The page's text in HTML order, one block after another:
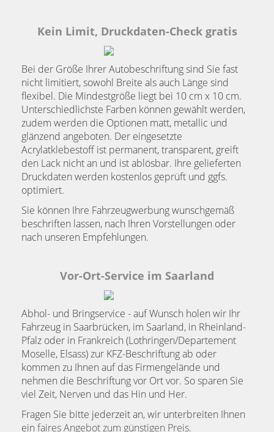
Kein Limit, Druckdaten-Check gratis
Bei der Größe Ihrer Autobeschriftung sind Sie fast
nicht limitiert, sowohl Breite als auch Länge sind
flexibel. Die Mindestgröße liegt bei 10 cm x 10 cm.
Unterschiedlichste Farben können gewählt werden,
zudem werden die Optionen matt, metallic und
glänzend angeboten. Der eingesetzte
Acrylatklebestoff ist permanent, transparent, greift
den Lack nicht an und ist ablösbar. Ihre gelieferten
Druckdaten werden kostenlos geprüft und ggfs.
optimiert.
Sie können Ihre Fahrzeugwerbung wunschgemäß
beschriften lassen, nach Ihren Vorstellungen oder
nach unseren Empfehlungen.
Vor-Ort-Service im Saarland
Abhol- und Bringservice - auf Wunsch holen wir Ihr
Fahrzeug in Saarbrücken, im Saarland, in Rheinland-
Pfalz oder in Frankreich (Lothringen/Departement
Moselle, Elsass) zur KFZ-Beschriftung ab oder
kommen zu Ihnen auf das Firmengelände und
nehmen die Beschriftung vor Ort vor. So sparen Sie
viel Zeit, Nerven und das Hin und Her.
Fragen Sie bitte jederzeit an, wir unterbreiten Ihnen
ein faires Angebot zum günstigen Preis.